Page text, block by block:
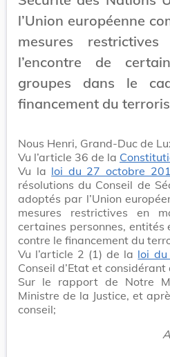
l’Union européenne
mesures
l’encontre de
groupes dans le
financement du
Nous Henri, Grand-Duc de
Vu l’article 36 de la
Vu la loi du 27 octobre
résolutions du Conseil de
adoptés par l’Union
mesures restrictives en
certaines personnes,
contre le financement du
Vu l’article 2 (1) de la loi
Conseil d’Etat et considérant
Sur le rapport de Notre
Ministre de la Justice, et
conseil;